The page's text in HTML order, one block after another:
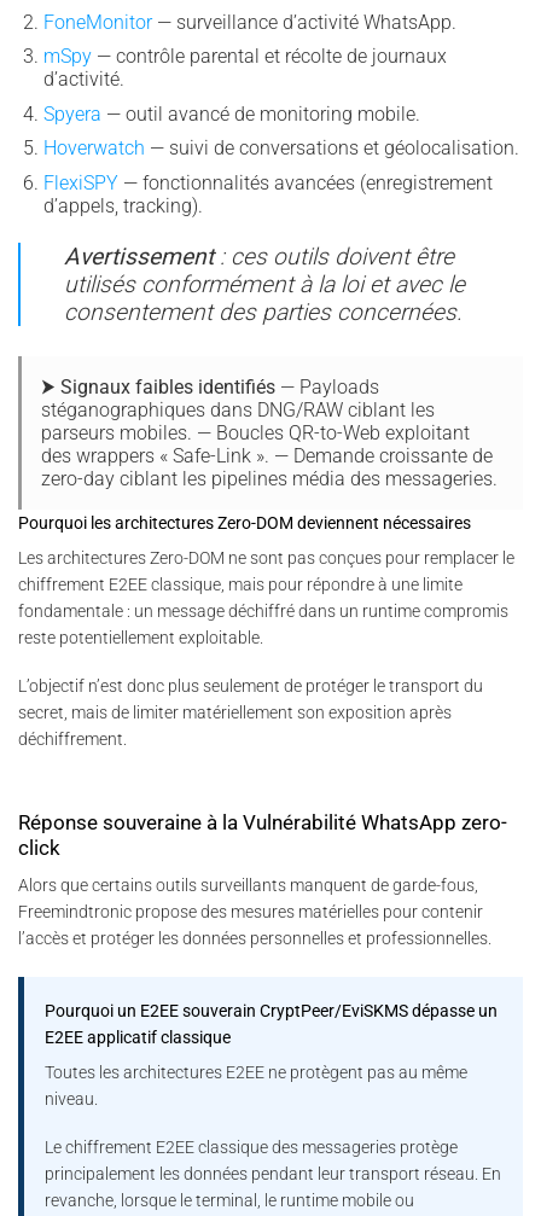
FoneMonitor— surveillance d’activité WhatsApp.
mSpy— contrôle parental et récolte de journaux
d’activité.
Spyera — outil avancé de monitoring mobile.
Hoverwatch — suivi de conversations et géolocalisation.
FlexiSPY— fonctionnalités avancées (enregistrement
d’appels, tracking).
Avertissement: ces outils doivent être
utilisés conformément à la loi et avec le
consentement des parties concernées.
⮞ Signaux faibles identifiés — Payloads
stéganographiques dans DNG/RAW ciblant les
parseurs mobiles. — Boucles QR-to-Web exploitant
des wrappers « Safe-Link ». — Demande croissante de
zero-day ciblant les pipelines média des messageries.
Pourquoi les architectures Zero-DOM deviennent nécessaires
Les architectures Zero-DOM ne sont pas conçues pour remplacer le
chiffrement E2EE classique, mais pour répondre à une limite
fondamentale : un message déchiffré dans un runtime compromis
reste potentiellement exploitable.
L’objectif n’est donc plus seulement de protéger le transport du
secret, mais de limiter matériellement son exposition après
déchiffrement.
Réponse souveraine à la Vulnérabilité WhatsApp zero-
click
Alors que certains outils surveillants manquent de garde-fous,
Freemindtronic propose des mesures matérielles pour contenir
l’accès et protéger les données personnelles et professionnelles.
Pourquoi un E2EE souverain CryptPeer/EviSKMS dépasse un
E2EE applicatif classique
Toutes les architectures E2EE ne protègent pas au même
niveau.
Le chiffrement E2EE classique des messageries protège
principalement les données pendant leur transport réseau. En
revanche, lorsque le terminal, le runtime mobile ou